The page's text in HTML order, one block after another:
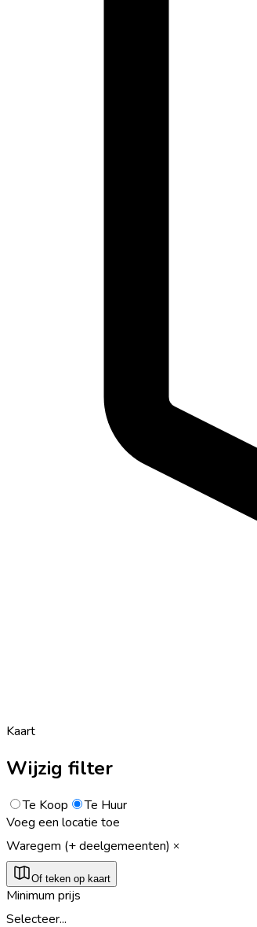
Kaart
Wijzig filter
Te Koop
Te Huur
Voeg een locatie toe
Waregem (+ deelgemeenten)
Of teken op kaart
Minimum prijs
Selecteer...